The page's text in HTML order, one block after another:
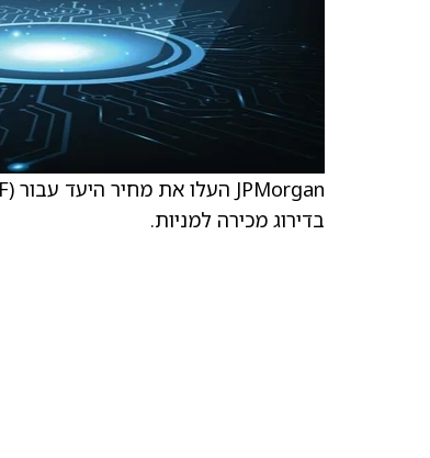
בדירוג מכירה למניות.